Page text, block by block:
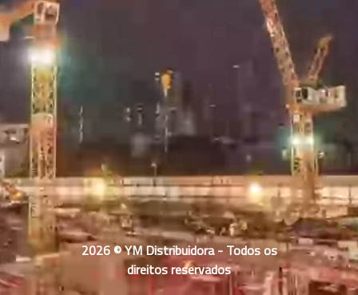
2026 © YM Distribuidora - Todos os
direitos reservados